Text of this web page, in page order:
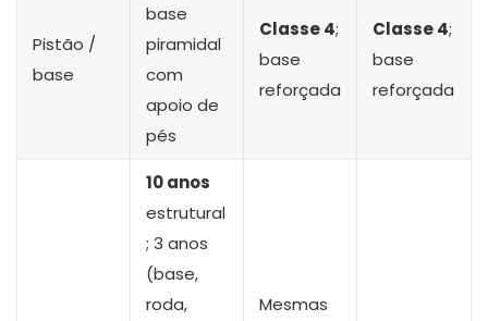
Pistão /
base
base
piramidal
com
apoio de
pés
Classe 4;
base
reforçada
Classe 4;
base
reforçada
10 anos
estrutural
; 3 anos
(base,
roda,
Mesmas